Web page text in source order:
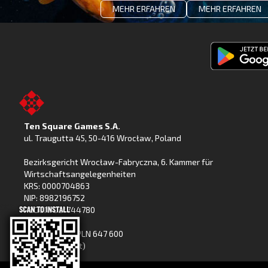
MEHR ERFAHREN MEHR ERFAHREN
Ten Square Games S.A.
ul. Traugutta 45, 50-416 Wrocław, Poland
Bezirksgericht Wrocław-Fabryczna, 6. Kammer für
Wirtschaftsangelegenheiten
KRS: 0000704863
NIP: 8982196752
REGON: 021744780
Grundkapital: PLN 647 600
(voll eingezahlt)